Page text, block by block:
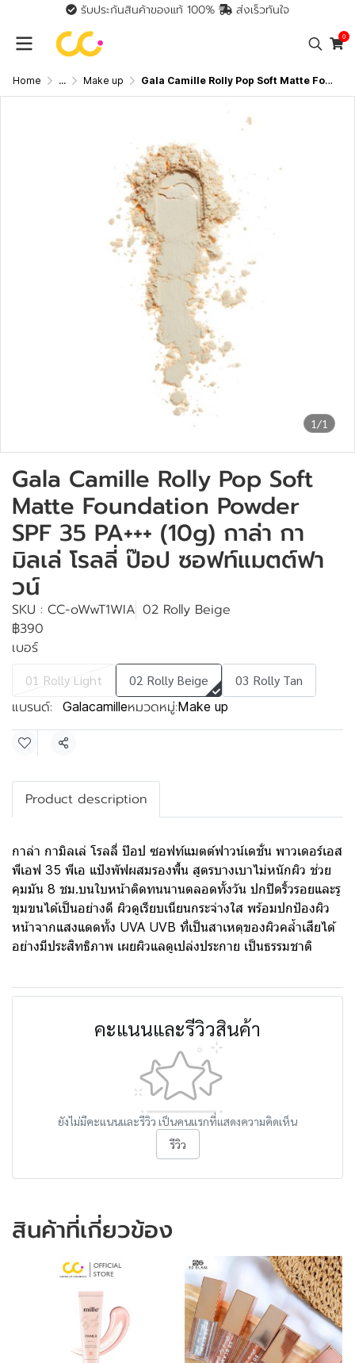
รับประกันสินค้าของแท้ 100% ส่งเร็วทันใจ
0
Home ... Make up Gala Camille Rolly Pop Soft Matte Foundation Powder SPF 35 PA+++ (10g) กาล่า กามิลเล่ โรลลี่ ป๊อป ซอฟท์แมตต์ฟาวน์
1/1
Gala Camille Rolly Pop Soft
Matte Foundation Powder
SPF 35 PA+++ (10g) กาล่า กา
มิลเล่ โรลลี่ ป๊อป ซอฟท์แมตต์ฟา
วน์
SKU : CC-oWwT1WIA 02 Rolly Beige
฿390
เบอร์
01 Rolly Light 02 Rolly Beige 03 Rolly Tan
แบรนด์: Galacamilleหมวดหมู่:Make up
แชร์
Product description
กาล่า กามิลเล่ โรลลี่ ป๊อป ซอฟท์แมตต์ฟาวน์เดชั่น พาวเดอร์เอส
พีเอฟ 35 พีเอ แป้งพัฟผสมรองพื้น สูตรบางเบาไม่หนักผิว ช่วย
คุมมัน 8 ชม.บนใบหน้าติดทนนานตลอดทั้งวัน ปกปิดริ้วรอยและรู
ขุมขนได้เป็นอย่างดี ผิวดูเรียบเนียนกระจ่างใส พร้อมปกป้องผิว
หน้าจากแสงแดดทั้ง UVA UVB ที่เป็นสาเหตุของผิวคล้ำเสียได้
อย่างมีประสิทธิภาพ เผยผิวแลดูเปล่งประกาย เป็นธรรมชาติ
คะแนนและรีวิวสินค้า
ยังไม่มีคะแนนและรีวิว เป็นคนแรกที่แสดงความคิดเห็น
รีวิว
สินค้าที่เกี่ยวข้อง